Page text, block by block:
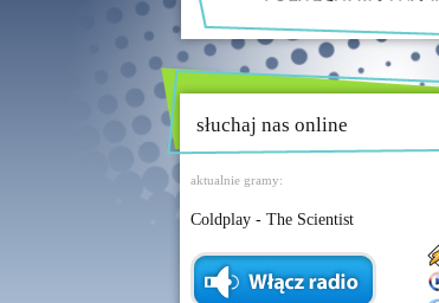
słuchaj nas online
aktualnie gramy:
Coldplay - The Scientist